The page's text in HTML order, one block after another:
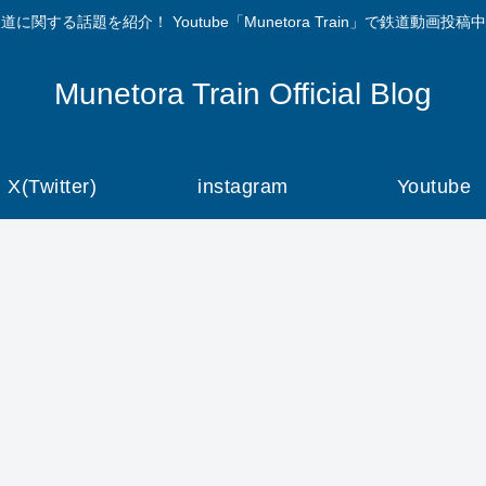
に関する話題を紹介！ Youtube「Munetora Train」で鉄道動画投稿
Munetora Train Official Blog
X(Twitter) instagram Youtube